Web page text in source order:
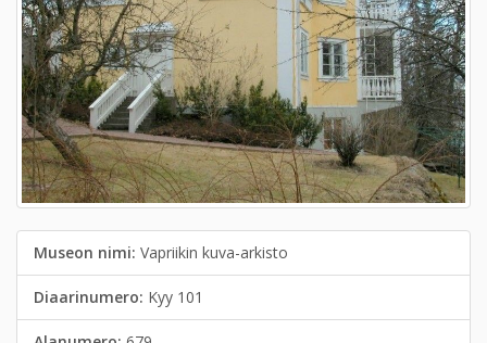
Museon nimi: Vapriikin kuva-arkisto
Diaarinumero: Kyy 101